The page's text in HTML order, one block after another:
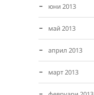
юни 2013
май 2013
април 2013
март 2013